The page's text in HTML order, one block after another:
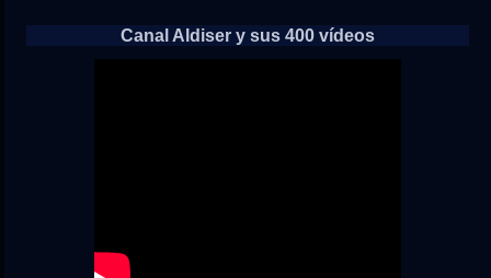
Canal Aldiser y sus 400 vídeos